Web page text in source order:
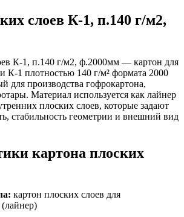
слоев К-1, п.140 г/м2,
К-1, п.140 г/м2, ф.2000мм — картон для
К-1 плотностью 140 г/м² формата 2000
для производства гофрокартона,
Материал используется как лайнер
плоских слоев, которые задают
стабильность геометрии и внешний вид
картона плоских
картон плоских слоев для